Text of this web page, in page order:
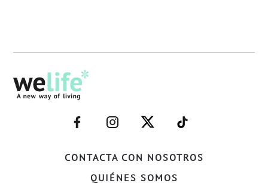
CONTACTA CON NOSOTROS
QUIÉNES SOMOS
–
FACEBOOK–
–
INSTAGRAM–
–
TWITTER–
–
WELIFE–